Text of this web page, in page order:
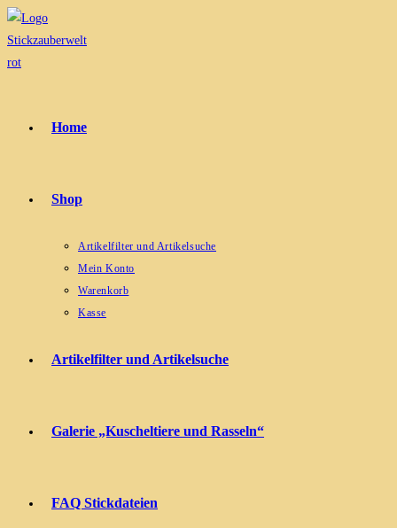
Zum
Inhalt
springen
Home
Shop
Artikelfilter und Artikelsuche
Mein Konto
Warenkorb
Kasse
Artikelfilter und Artikelsuche
Galerie „Kuscheltiere und Rasseln“
FAQ Stickdateien